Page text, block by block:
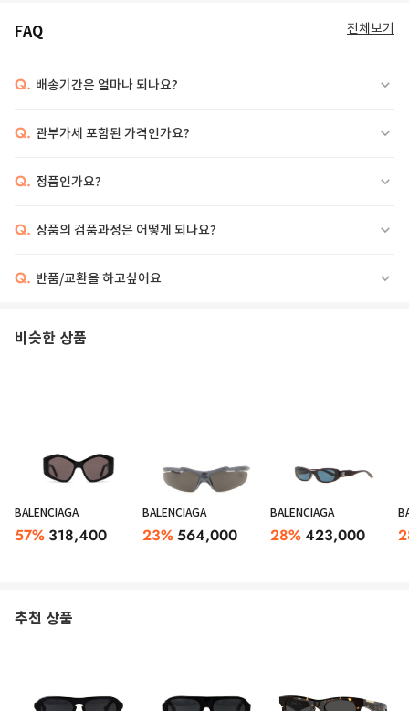
FAQ 전체보기
Q. 배송기간은 얼마나 되나요?
Q. 관부가세 포함된 가격인가요?
Q. 정품인가요?
Q. 상품의 검품과정은 어떻게 되나요?
Q. 반품/교환을 하고싶어요
비슷한 상품
BALENCIAGA
57% 318,400
BALENCIAGA
23%564,000
BALENCIAGA
28%423,000
추천 상품